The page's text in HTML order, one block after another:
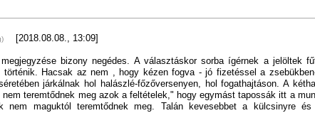
[2018.08.08., 13:09]
bizony negédes. A választáskor sorba ígérnek a jelöltek
történik. Hacsak az nem , hogy kézen fogva - jó fizetéssel a
járkálnak hol halászlé-főzőversenyen, hol fogathajtáson. A
nem teremtődnek meg azok a feltételek," hogy egymást tapossák itt a
nem maguktól teremtődnek meg. Talán kevesebbet a külcsinyre